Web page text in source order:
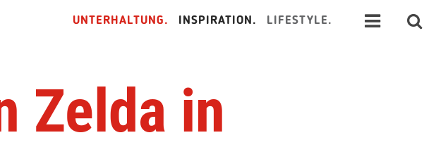
UNTERHALTUNG. INSPIRATION. LIFESTYLE.
Zelda in